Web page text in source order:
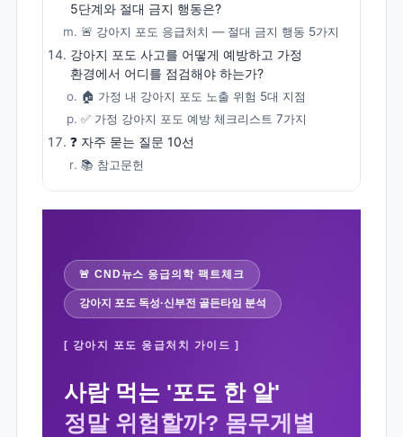
5단계와 절대 금지 행동은?
🚨 강아지 포도 응급처치 — 절대 금지 행동 5가지
강아지 포도 사고를 어떻게 예방하고 가정
환경에서 어디를 점검해야 하는가?
🏠 가정 내 강아지 포도 노출 위험 5대 지점
✅ 가정 강아지 포도 예방 체크리스트 7가지
❓ 자주 묻는 질문 10선
📚 참고문헌
🚨 CND뉴스 응급의학 팩트체크
강아지 포도 독성·신부전 골든타임 분석
[ 강아지 포도 응급처치 가이드 ]
사람 먹는 '포도 한 알'
정말 위험할까? 몸무게별